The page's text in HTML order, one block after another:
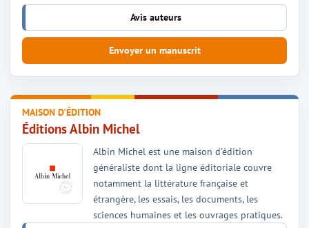
MAISON D'ÉDITION
Éditions Albin Michel
Albin Michel est une maison d'édition
généraliste dont la ligne éditoriale couvre
notamment la littérature française et
étrangère, les essais, les documents, les
sciences humaines et les ouvrages pratiques.
Avis auteurs
Envoyer un manuscrit